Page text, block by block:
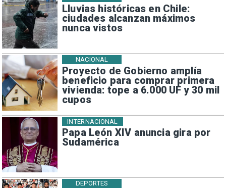
Lluvias históricas en Chile:
ciudades alcanzan máximos
nunca vistos
Proyecto de Gobierno amplía
beneficio para comprar primera
vivienda: tope a 6.000 UF y 30 mil
cupos
NACIONAL
Papa León XIV anuncia gira por
Sudamérica
INTERNACIONAL
DEPORTES